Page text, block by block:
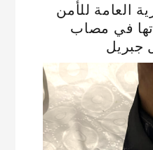
العامة للأمن
في مصاب
جبريل